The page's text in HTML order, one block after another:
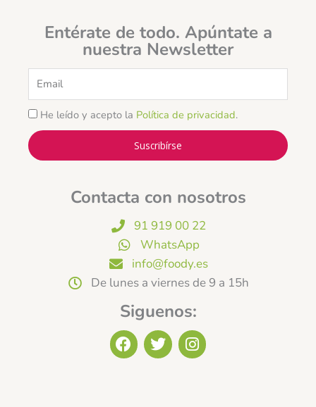
Entérate de todo. Apúntate a
nuestra Newsletter
He leído y acepto la Política de privacidad.
Suscribírse
Contacta con nosotros
91 919 00 22
WhatsApp
info@foody.es
De lunes a viernes de 9 a 15h
Siguenos:
F
a
T
w
I
n